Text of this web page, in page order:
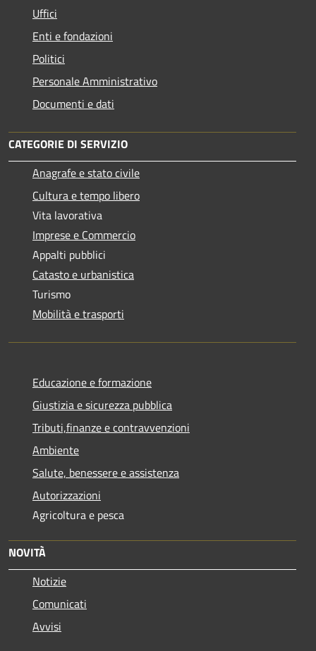
Uffici
Enti e fondazioni
Politici
Personale Amministrativo
Documenti e dati
CATEGORIE DI SERVIZIO
Anagrafe e stato civile
Cultura e tempo libero
Vita lavorativa
Imprese e Commercio
Appalti pubblici
Catasto e urbanistica
Turismo
Mobilità e trasporti
Educazione e formazione
Giustizia e sicurezza pubblica
Tributi,finanze e contravvenzioni
Ambiente
Salute, benessere e assistenza
Autorizzazioni
Agricoltura e pesca
NOVITÀ
Notizie
Comunicati
Avvisi